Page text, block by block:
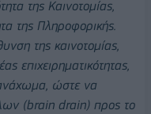
της Καινοτομίας,
της Πληροφορικής.
της καινοτομίας,
επιχειρηματικότητας,
ώστε να
(brain drain) προς το